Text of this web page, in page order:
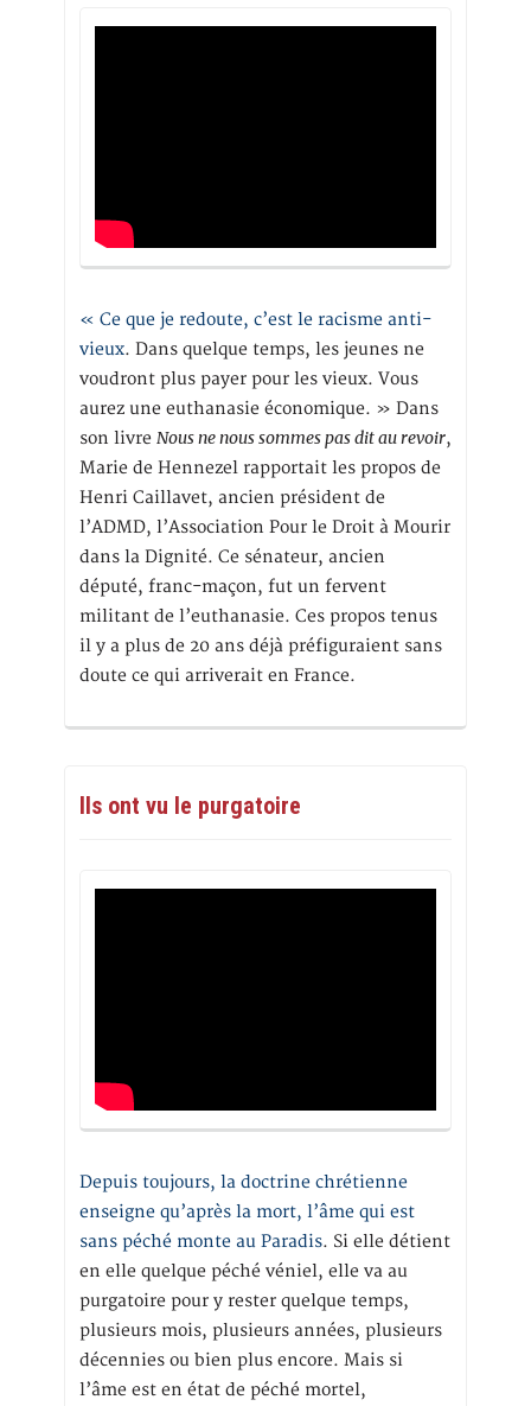
« Ce que je redoute, c’est le racisme anti-
vieux. Dans quelque temps, les jeunes ne
voudront plus payer pour les vieux. Vous
aurez une euthanasie économique. » Dans
son livre Nous ne nous sommes pas dit au revoir,
Marie de Hennezel rapportait les propos de
Henri Caillavet, ancien président de
l’ADMD, l’Association Pour le Droit à Mourir
dans la Dignité. Ce sénateur, ancien
député, franc-maçon, fut un fervent
militant de l’euthanasie. Ces propos tenus
il y a plus de 20 ans déjà préfiguraient sans
doute ce qui arriverait en France.
Ils ont vu le purgatoire
Depuis toujours, la doctrine chrétienne
enseigne qu’après la mort, l’âme qui est
sans péché monte au Paradis. Si elle détient
en elle quelque péché véniel, elle va au
purgatoire pour y rester quelque temps,
plusieurs mois, plusieurs années, plusieurs
décennies ou bien plus encore. Mais si
l’âme est en état de péché mortel,